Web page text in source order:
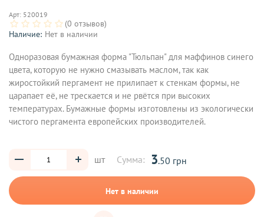
Арт: 520019
(0 отзывов)
Наличие: Нет в наличии
Одноразовая бумажная форма "Тюльпан" для маффинов синего
цвета, которую не нужно смазывать маслом, так как
жиростойкий пергамент не прилипает к стенкам формы, не
царапает её, не трескается и не рвётся при высоких
температурах. Бумажные формы изготовлены из экологически
чистого пергамента европейских производителей.
шт Сумма: 3.50 грн
Нет в наличии